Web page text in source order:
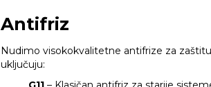
Antifriz
Nudimo visokokvalitetne antifrize za
uključuju: